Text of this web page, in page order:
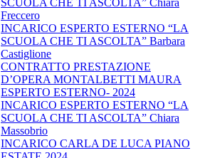
SCUOLA CHE TI ASCOLTA” Chiara
Freccero
INCARICO ESPERTO ESTERNO “LA
SCUOLA CHE TI ASCOLTA” Barbara
Castiglione
CONTRATTO PRESTAZIONE
D’OPERA MONTALBETTI MAURA
ESPERTO ESTERNO- 2024
INCARICO ESPERTO ESTERNO “LA
SCUOLA CHE TI ASCOLTA” Chiara
Massobrio
INCARICO CARLA DE LUCA PIANO